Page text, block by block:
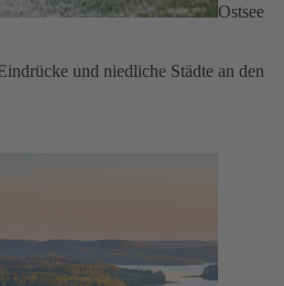
Ostsee
und niedliche Städte an den